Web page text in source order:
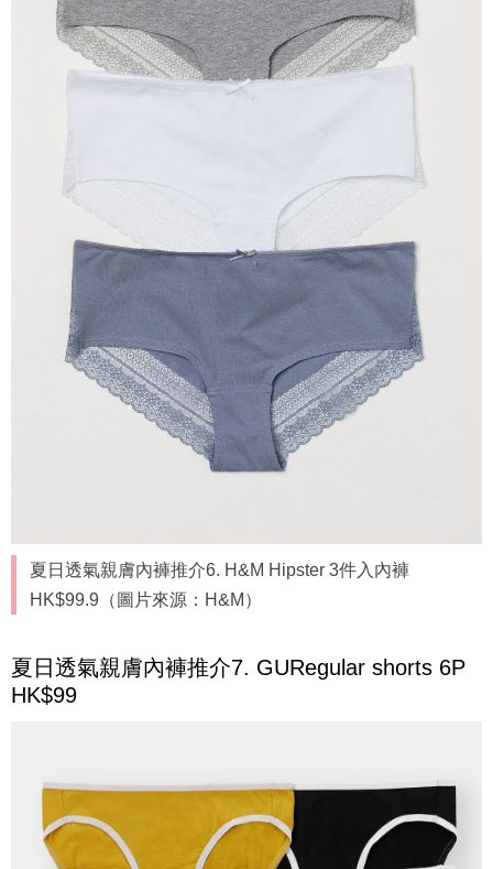
夏日透氣親膚內褲推介6. H&M Hipster 3件入內褲
HK$99.9（圖片來源：H&M）
夏日透氣親膚內褲推介7. GURegular shorts 6P
HK$99